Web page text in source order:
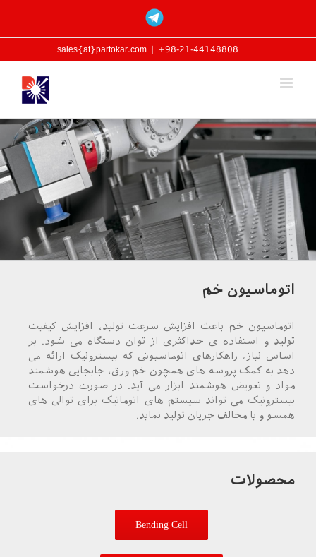
content
Custom
98-21-44148808+
sales{at}partokar.com
اتوماسیون خم
اتوماسیون خم باعث افزایش سرعت تولید، افزایش کیفیت
تولید و استفاده ی حداکثری از توان دستگاه می شود. بر
اساس نیاز، راهکارهای اتوماسیونی که بیسترونیک ارائه می
دهد به کمک پروسه های همچون خم ورق، جابجایی هوشمند
مواد و تعویض هوشمند ابزار می آید. در صورت درخواست
بیسترونیک می تواند سیستم های اتوماتیک برای توالی های
همسو و یا مخالف جریان تولید نماید.
محصولات
Bending Cell